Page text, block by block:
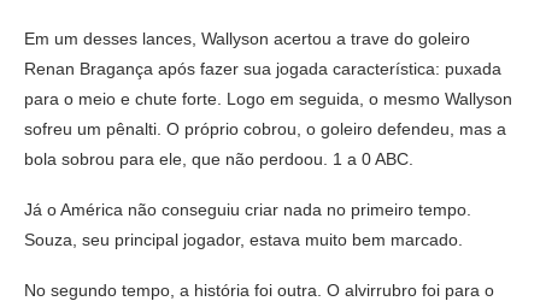
Em um desses lances, Wallyson acertou a trave do goleiro
Renan Bragança após fazer sua jogada característica: puxada
para o meio e chute forte. Logo em seguida, o mesmo Wallyson
sofreu um pênalti. O próprio cobrou, o goleiro defendeu, mas a
bola sobrou para ele, que não perdoou. 1 a 0 ABC.
Já o América não conseguiu criar nada no primeiro tempo.
Souza, seu principal jogador, estava muito bem marcado.
No segundo tempo, a história foi outra. O alvirrubro foi para o